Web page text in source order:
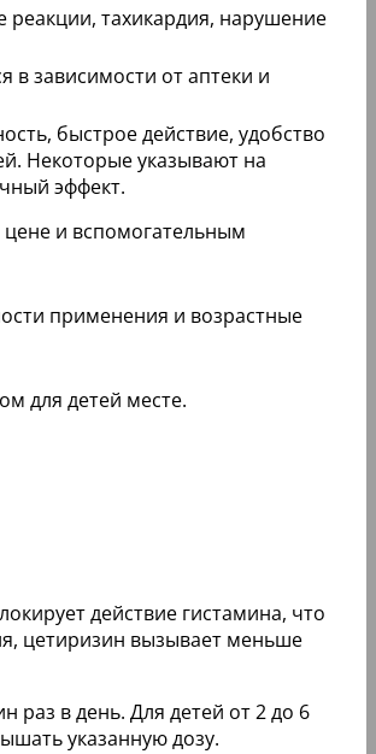
реакции, тахикардия, нарушение
в зависимости от аптеки и
быстрое действие, удобство
Некоторые указывают на
эффект.
цене и вспомогательным
применения и возрастные
для детей месте.
действие гистамина, что
цетиризин вызывает меньше
раз в день. Для детей от 2 до 6
указанную дозу.